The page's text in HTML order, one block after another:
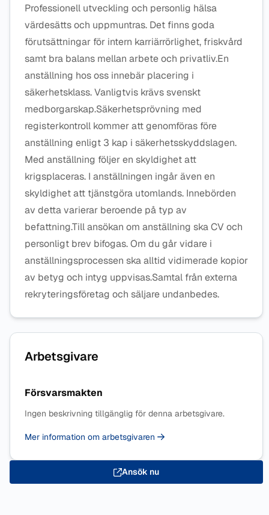
Professionell utveckling och personlig hälsa
värdesätts och uppmuntras. Det finns goda
förutsättningar för intern karriärrörlighet, friskvård
samt bra balans mellan arbete och privatliv.En
anställning hos oss innebär placering i
säkerhetsklass. Vanligtvis krävs svenskt
medborgarskap.Säkerhetsprövning med
registerkontroll kommer att genomföras före
anställning enligt 3 kap i säkerhetsskyddslagen.
Med anställning följer en skyldighet att
krigsplaceras. I anställningen ingår även en
skyldighet att tjänstgöra utomlands. Innebörden
av detta varierar beroende på typ av
befattning.Till ansökan om anställning ska CV och
personligt brev bifogas. Om du går vidare i
anställningsprocessen ska alltid vidimerade kopior
av betyg och intyg uppvisas.Samtal från externa
rekryteringsföretag och säljare undanbedes.
Arbetsgivare
Försvarsmakten
Ingen beskrivning tillgänglig för denna arbetsgivare.
Mer information om arbetsgivaren
Ansök nu